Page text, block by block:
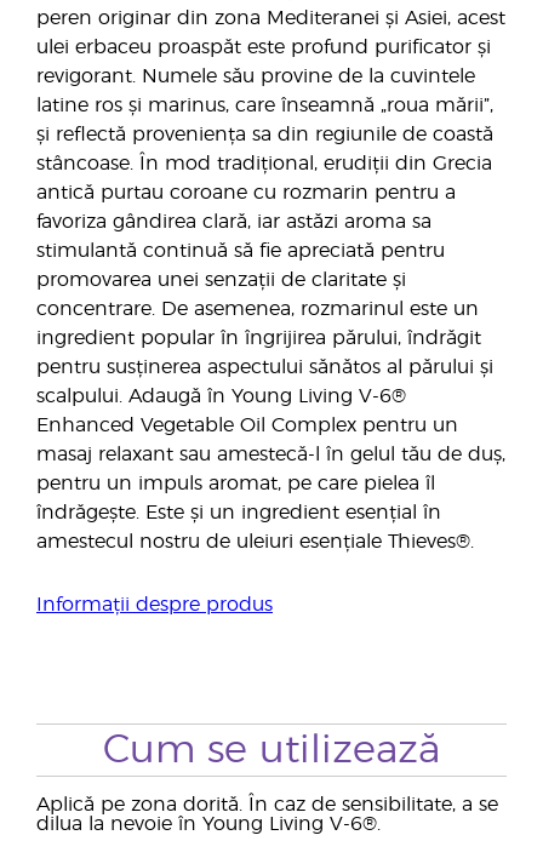
peren originar din zona Mediteranei și Asiei, acest
ulei erbaceu proaspăt este profund purificator și
revigorant. Numele său provine de la cuvintele
latine ros și marinus, care înseamnă „roua mării”,
și reflectă proveniența sa din regiunile de coastă
stâncoase. În mod tradițional, erudiții din Grecia
antică purtau coroane cu rozmarin pentru a
favoriza gândirea clară, iar astăzi aroma sa
stimulantă continuă să fie apreciată pentru
promovarea unei senzații de claritate și
concentrare. De asemenea, rozmarinul este un
ingredient popular în îngrijirea părului, îndrăgit
pentru susținerea aspectului sănătos al părului și
scalpului. Adaugă în Young Living V-6®
Enhanced Vegetable Oil Complex pentru un
masaj relaxant sau amestecă-l în gelul tău de duș,
pentru un impuls aromat, pe care pielea îl
îndrăgește. Este și un ingredient esențial în
amestecul nostru de uleiuri esențiale Thieves®.
Informații despre produs
Cum se utilizează
Aplică pe zona dorită. În caz de sensibilitate, a se
dilua la nevoie în Young Living V-6®.